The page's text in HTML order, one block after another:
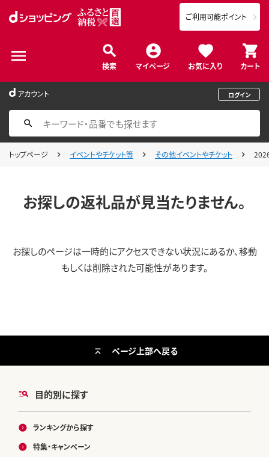
検索 マイページ お気に入り カート
ご利用可能ポイント
アカウント ログイン
トップページ イベントやチケット等 その他イベントやチケット
お探しの返礼品が見当たりません。
お探しのページは一時的にアクセスできない状況にあるか、移動
もしくは削除された可能性があります。
目的別に探す
ランキングから探す
特集・キャンペーン
ページ上部へ戻る